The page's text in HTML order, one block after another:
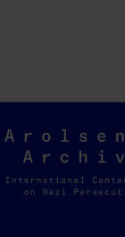
Arolsen
Archives